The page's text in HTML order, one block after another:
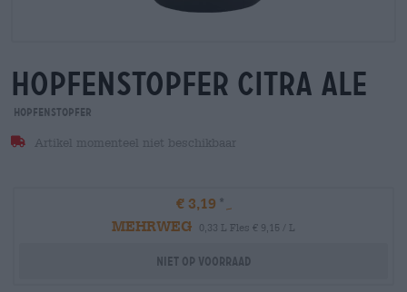
hopfenstopfer citra ale
Hopfenstopfer
Artikel momenteel niet beschikbaar
€ 3,19
MEHRWEG
0,33 L Fles € 9,15 / L
Niet op voorraad